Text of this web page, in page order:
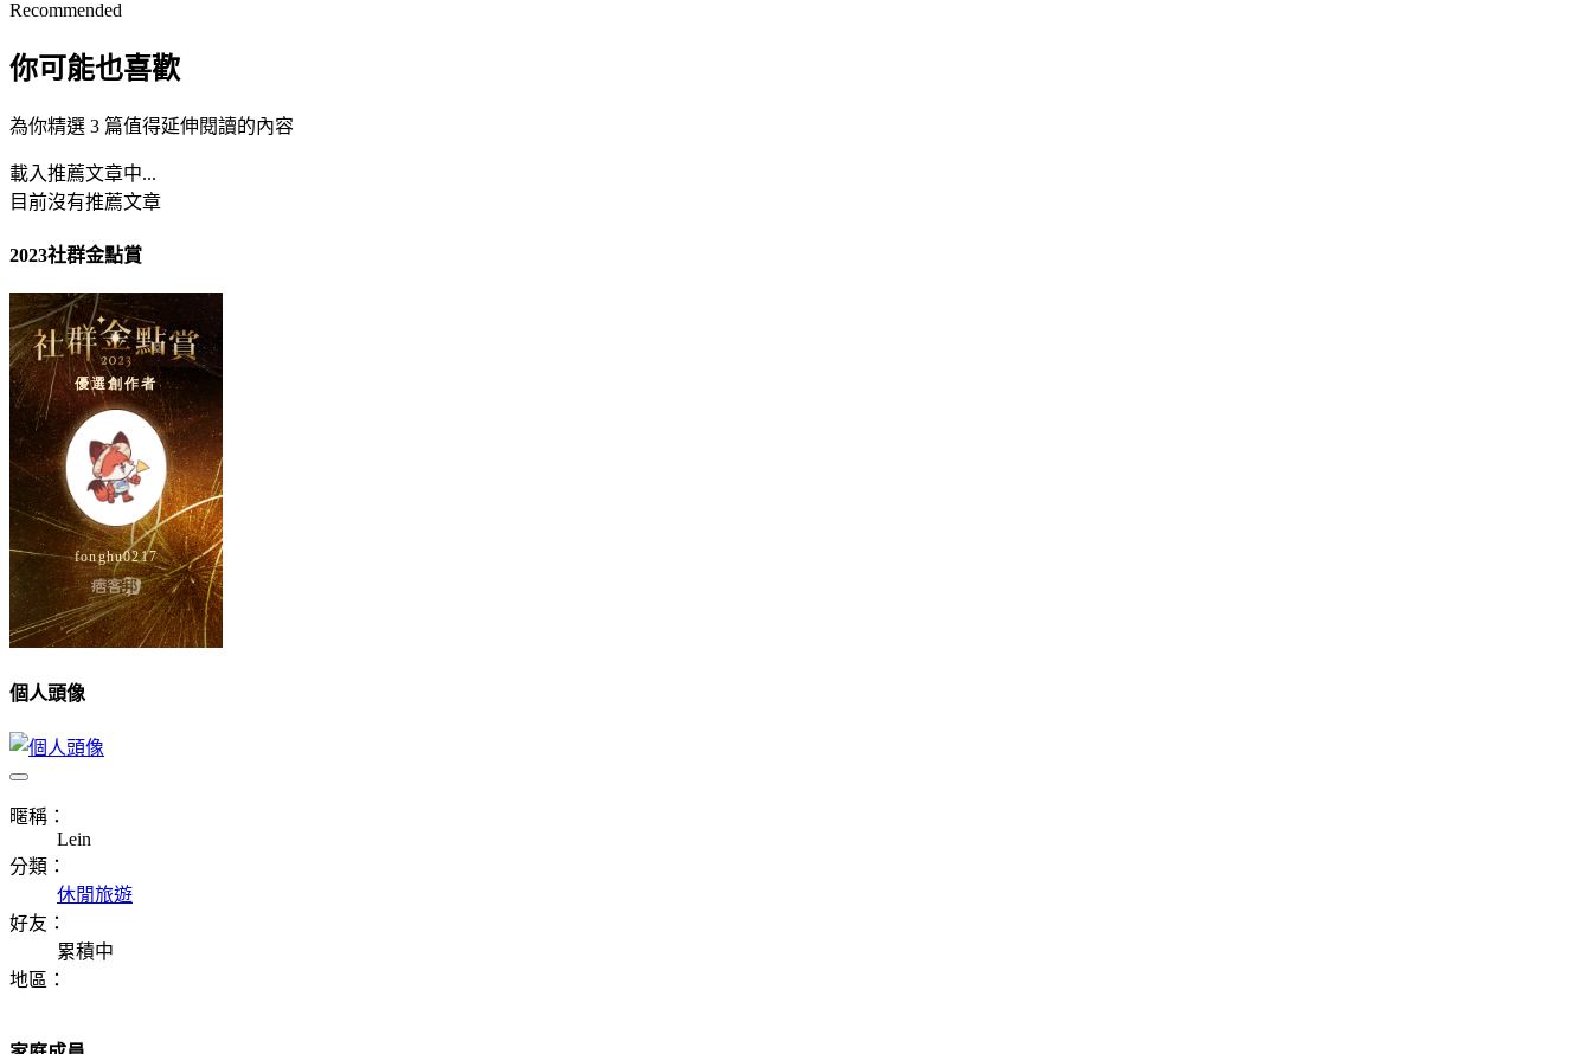
Recommended
你可能也喜歡
為你精選 3 篇值得延伸閱讀的內容
載入推薦文章中...
目前沒有推薦文章
2023社群金點賞
個人頭像
暱稱：
Lein
分類：
休閒旅遊
好友：
累積中
地區：